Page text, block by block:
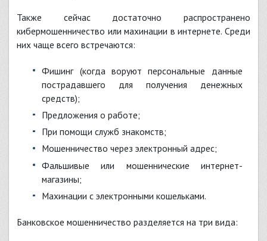
Также сейчас достаточно распространено
кибермошенничество или махинации в интернете. Среди
них чаще всего встречаются:
фишинг (когда воруют персональные данные
пострадавшего для получения денежных
средств);
предложения о работе;
при помощи служб знакомств;
мошенничество через электронный адрес;
фальшивые или мошеннические интернет-
магазины;
махинации с электронными кошельками.
Банковское мошенничество разделяется на три вида: